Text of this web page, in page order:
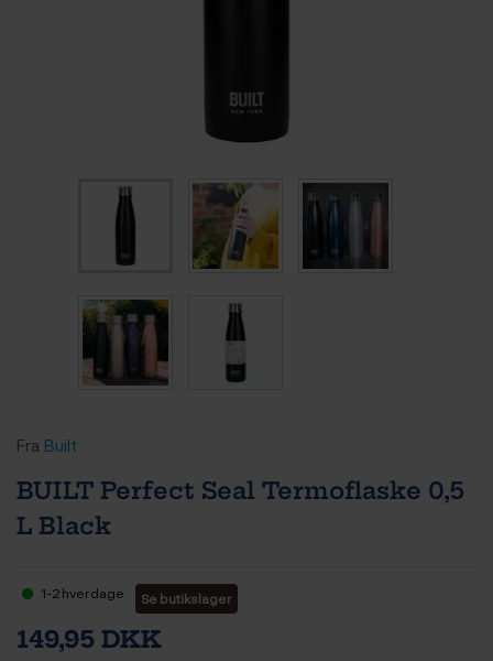
Fra Built
BUILT Perfect Seal Termoflaske 0,5
L Black
1-2 hverdage Se butikslager
149,95 DKK